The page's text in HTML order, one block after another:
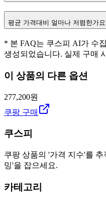
평균 가격대비 얼마나 저렴한가
* 본 FAQ는 쿠스피 AI가 수
생성되었습니다. 실제 구매
이 상품의 다른 옵션
277,200원
쿠팡 구매
쿠스피
쿠팡 상품의 '가격 지수'를 추
밍'을 잡으세요.
카테고리